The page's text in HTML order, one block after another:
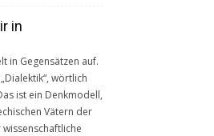
in
in Gegensätzen auf.
wörtlich
ist ein Denkmodell,
Vätern der